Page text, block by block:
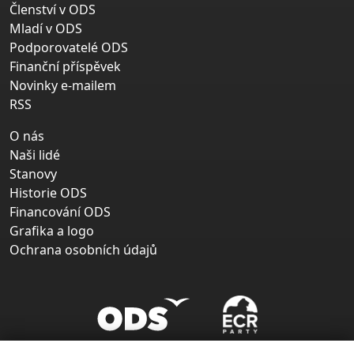
Členství v ODS
Mladí v ODS
Podporovatelé ODS
Finanční příspěvek
Novinky e-mailem
RSS
O nás
Naši lidé
Stanovy
Historie ODS
Financování ODS
Grafika a logo
Ochrana osobních údajů